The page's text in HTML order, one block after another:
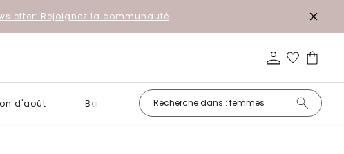
Rejoignez la communauté
d'août Basiques Petits prix